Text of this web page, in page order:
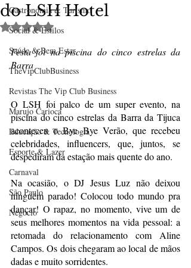
Gastronomia & Turismo
Social & Estilos
Saúde & Bem Estar
TheVipClubBusiness
Revistas The Vip Club Business
Marujo Carioca
Educação & Tecnologia
Esporte & Lazer
Carnaval
São Paulo
Negocio
do LSH Hotel
Avaliado com NaN de 5 estrelas.
Festa foi na piscina do cinco estrelas da
Barra
O LSH foi palco de um super evento, na
piscina do cinco estrelas da Barra da Tijuca
aconteceu o Bye Bye Verão, que recebeu
celebridades, influencers, que, juntos, se
despediram da estação mais quente do ano.
Na ocasião, o DJ Jesus Luz não deixou
ninguém parado! Colocou todo mundo pra
dançar! O rapaz, no momento, vive um de
seus melhores momentos na vida pessoal: a
retomada do relacionamento com Aline
Campos. Os dois chegaram ao local de mãos
dadas e muito sorridentes.